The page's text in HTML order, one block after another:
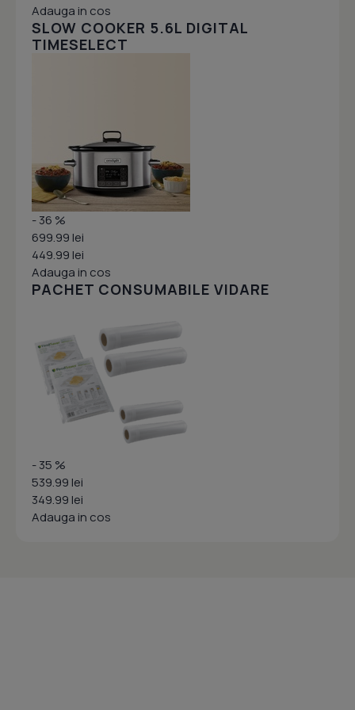
Adauga in cos
SLOW COOKER 5.6L DIGITAL
TIMESELECT
- 36 %
699.99 lei
449.99 lei
Adauga in cos
PACHET CONSUMABILE VIDARE
- 35 %
539.99 lei
349.99 lei
Adauga in cos